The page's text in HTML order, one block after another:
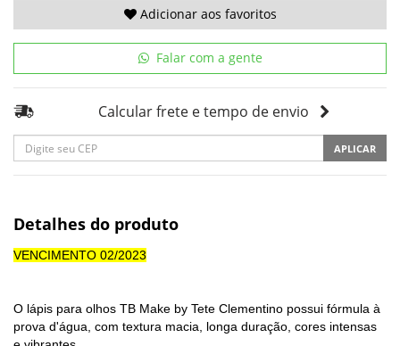
Adicionar aos favoritos
Falar com a gente
Calcular frete e tempo de envio
APLICAR
Detalhes do produto
VENCIMENTO 02/2023
O lápis para olhos TB Make by Tete Clementino possui fórmula à
prova d'água, com textura macia, longa duração, cores intensas